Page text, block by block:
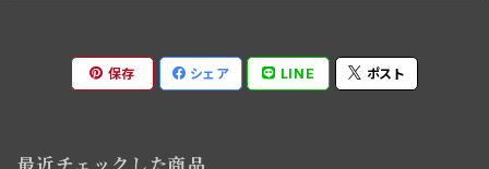
保存 シェア LINE ポスト
最近チェックした商品